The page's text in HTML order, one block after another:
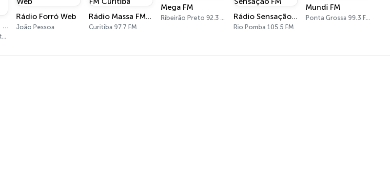
Band FM Vitória da Conquista
Vitória da Conquista 99.1 FM
Rádio Forró Web
João Pessoa
Rádio Massa FM Curitiba
Curitiba 97.7 FM
Mega FM
Ribeirão Preto 92.3 FM Rádio Sensação FM
Rio Pomba 105.5 FM
Mundi FM
Ponta Grossa 99.3 FM